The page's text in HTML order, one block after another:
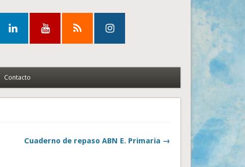
Contacto
Cuaderno de repaso ABN E. Primaria →